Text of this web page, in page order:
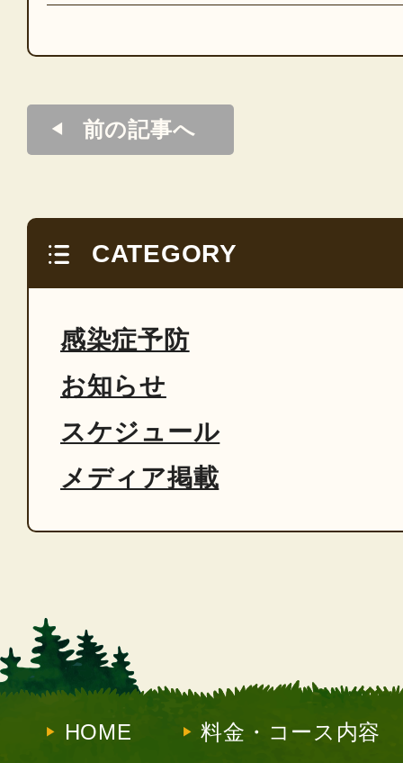
前の記事へ
CATEGORY
感染症予防
お知らせ
スケジュール
メディア掲載
HOME 料金・コース内容